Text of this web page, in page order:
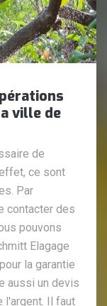
ville de
de
ce sont
Par
contacter des
pouvons
Elagage
la garantie
aussi un devis
l'argent. Il faut